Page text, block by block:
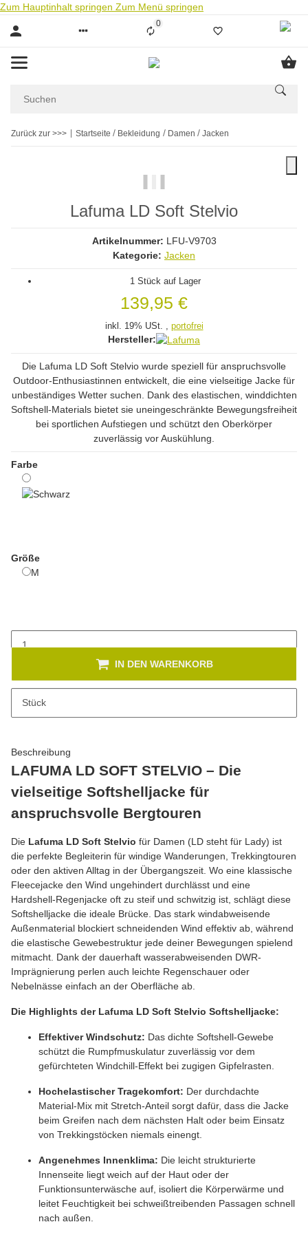
Zum Hauptinhalt springen Zum Menü springen
0Liste ist leer
Zurück zur >>> Startseite Bekleidung Damen Jacken
Lafuma LD Soft Stelvio
Artikelnummer: LFU-V9703
Kategorie: Jacken
1 Stück auf Lager
139,95 €
inkl. 19% USt. , portofrei
Hersteller:
Die Lafuma LD Soft Stelvio wurde speziell für anspruchsvolle
Outdoor-Enthusiastinnen entwickelt, die eine vielseitige Jacke für
unbeständiges Wetter suchen. Dank des elastischen, winddichten
Softshell-Materials bietet sie uneingeschränkte Bewegungsfreiheit
bei sportlichen Aufstiegen und schützt den Oberkörper
zuverlässig vor Auskühlung.
Farbe
Größe
M
Stück
IN DEN WARENKORB
Dieses Produkt hat Variationen. Wählen Sie bitte die gewünschte
Beschreibung
LAFUMA LD SOFT STELVIO – Die
vielseitige Softshelljacke für
anspruchsvolle Bergtouren
Die Lafuma LD Soft Stelvio für Damen (LD steht für Lady) ist
die perfekte Begleiterin für windige Wanderungen, Trekkingtouren
oder den aktiven Alltag in der Übergangszeit. Wo eine klassische
Fleecejacke den Wind ungehindert durchlässt und eine
Hardshell-Regenjacke oft zu steif und schwitzig ist, schlägt diese
Softshelljacke die ideale Brücke. Das stark windabweisende
Außenmaterial blockiert schneidenden Wind effektiv ab, während
die elastische Gewebestruktur jede deiner Bewegungen spielend
mitmacht. Dank der dauerhaft wasserabweisenden DWR-
Imprägnierung perlen auch leichte Regenschauer oder
Nebelnässe einfach an der Oberfläche ab.
Die Highlights der Lafuma LD Soft Stelvio Softshelljacke:
Effektiver Windschutz: Das dichte Softshell-Gewebe
schützt die Rumpfmuskulatur zuverlässig vor dem
gefürchteten Windchill-Effekt bei zugigen Gipfelrasten.
Hochelastischer Tragekomfort: Der durchdachte
Material-Mix mit Stretch-Anteil sorgt dafür, dass die Jacke
beim Greifen nach dem nächsten Halt oder beim Einsatz
von Trekkingstöcken niemals einengt.
Angenehmes Innenklima: Die leicht strukturierte
Innenseite liegt weich auf der Haut oder der
Funktionsunterwäsche auf, isoliert die Körperwärme und
leitet Feuchtigkeit bei schweißtreibenden Passagen schnell
nach außen.